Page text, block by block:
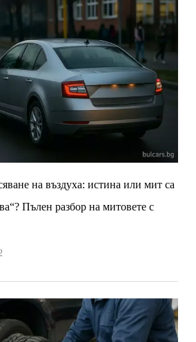
на въздуха: истина или мит са
Пълен разбор на митовете с